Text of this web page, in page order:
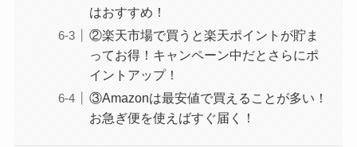
はおすすめ！
②楽天市場で買うと楽天ポイントが貯ま
ってお得！キャンペーン中だとさらにポ
イントアップ！
③Amazonは最安値で買えることが多い！
お急ぎ便を使えばすぐ届く！